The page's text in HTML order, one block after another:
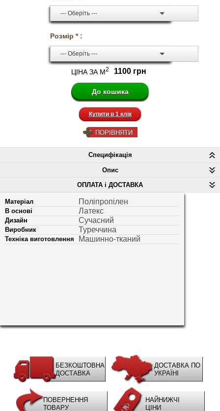
--- Оберіть ---
Розмір * :
--- Оберіть ---
ЦІНА ЗА М2 1100 грн
Купити в 1 клік
ПОРІВНЯТИ
Специфікація
Опис
ОПЛАТА і ДОСТАВКА
Матеріал Поліпропілен
В основі Латекс
Дизайн Сучасний
Виробник Туреччина
Техніка виготовлення Машинно-тканий
БЕЗКОШТОВНА
ДОСТАВКА
ДОСТАВКА ПО
УКРАЇНІ
ПОВЕРНЕННЯ
ТОВАРУ
НАЙНИЖЧІ
ЦІНИ